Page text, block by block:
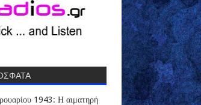
1943: Η αιματηρή